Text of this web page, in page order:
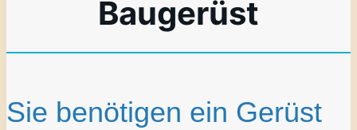
Baugerüst
Sie benötigen ein Gerüst